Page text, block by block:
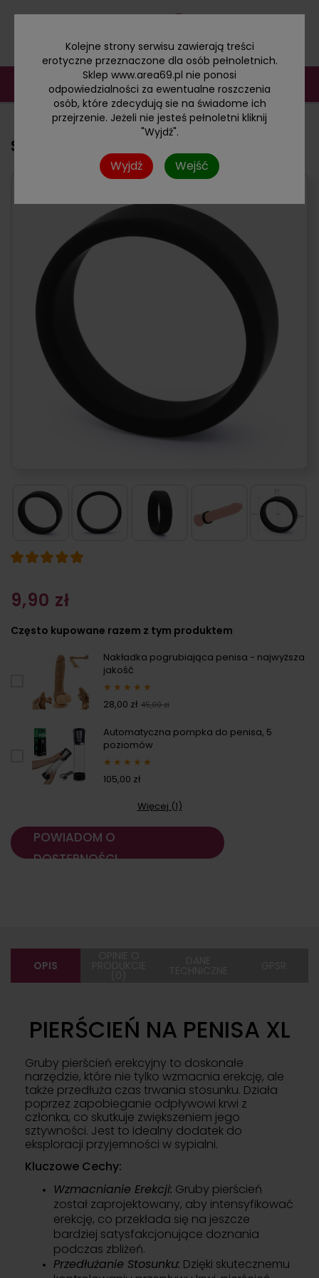
Kolejne strony serwisu zawierają treści
erotyczne przeznaczone dla osób pełnoletnich.
Sklep www.area69.pl nie ponosi
odpowiedzialności za ewentualne roszczenia
osób, które zdecydują sie na świadome ich
przejrzenie. Jeżeli nie jesteś pełnoletni kliknij
"Wyjdź".
Wyjdź Wejść
Silikonowy pierścień erekcyjny XL
9,90 zł
Często kupowane razem z tym produktem
Nakładka pogrubiająca penisa - najwyższa
jakość
★ ★ ★ ★ ★
28,00 zł 45,00 zł
Automatyczna pompka do penisa, 5
poziomów
★ ★ ★ ★ ★
105,00 zł
Więcej (1)
POWIADOM O
DOSTĘPNOŚCI
OPIS
PIERŚCIEŃ NA PENISA XL
Gruby pierścień erekcyjny to doskonałe
narzędzie, które nie tylko wzmacnia erekcję, ale
także przedłuża czas trwania stosunku. Działa
poprzez zapobieganie odpływowi krwi z
członka, co skutkuje zwiększeniem jego
sztywności. Jest to idealny dodatek do
eksploracji przyjemności w sypialni.
Kluczowe Cechy:
Wzmacnianie Erekcji: Gruby pierścień
został zaprojektowany, aby intensyfikować
erekcję, co przekłada się na jeszcze
bardziej satysfakcjonujące doznania
podczas zbliżeń.
Przedłużanie Stosunku: Dzięki skutecznemu